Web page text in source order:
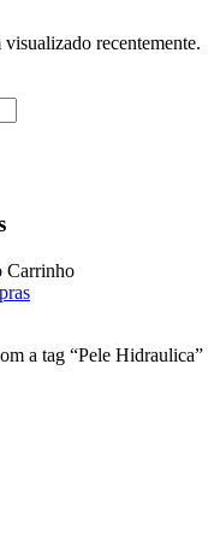
recentemente.
Carrinho
a tag “Pele Hidraulica”